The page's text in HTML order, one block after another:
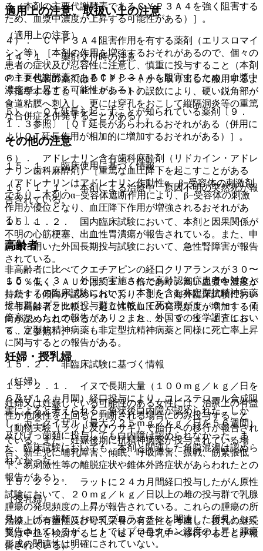
適用上の注意、取扱い上の注意
（適用上の注意）
１４．１． 薬剤交付時の注意
ＰＴＰ包装の薬剤はＰＴＰシートから取り出して服用するよ
う指導すること（ＰＴＰシートの誤飲により、硬い鋭角部が
食道粘膜へ刺入し、更には穿孔をおこして縦隔洞炎等の重篤
な合併症を併発することがある）。
その他の注意
１５．１． 臨床使用に基づく情報
１５．１．１． 本剤による治療中、原因不明の突然死が報
告されている。
１５．１．２． 国内臨床試験において、本剤と因果関係が
不明の心筋梗塞、出血性胃潰瘍が報告されている。また、申
請時に用いた外国長期投与試験において、急性腎障害が報告
されている。
１５．１．３． 外国で実施された高齢認知症患者を対象と
した１７の臨床試験において、本剤を含む非定型抗精神病薬
投与群はプラセボ投与群と比較して死亡率が１．６〜１．７
倍高かったとの報告があり、また、外国での疫学調査におい
て、定型抗精神病薬も非定型抗精神病薬と同様に死亡率上昇
に関与するとの報告がある。
１５．２． 非臨床試験に基づく情報
１５．２．１． イヌで長期大量（１００ｍｇ／ｋｇ／日を
６及び１２カ月間）経口投与により、コレステロール合成阻
害によると考えられる三角状後白内障が認められた。しか
し、カニクイザル（最大２２５ｍｇ／ｋｇ／日を５６週間）
及びげっ歯類に投与しても白内障は認められなかった。ま
た、臨床試験においても、本剤と関連した角膜混濁は認めら
れなかった。
１５．２．２． ラットに２４カ月間経口投与したがん原性
試験において、２０ｍｇ／ｋｇ／日以上の雌の投与群で乳腺
腫瘍の発現頻度の上昇が報告されている。これらの腫瘍の所
見は、げっ歯類においてプロラクチンと関連した所見として
報告されているが、ヒトではプロラクチン濃度の上昇と腫瘍
形成の関連性は明確にされていない。
る（本剤の主要代謝酵素であるＣＹＰ３Ａ４を強く阻害する
ため、血漿中濃度が上昇する可能性がある）］。
４）． ＣＹＰ３Ａ４阻害作用を有する薬剤（エリスロマイ
シン等）［本剤の作用を増強するおそれがあるので、個々の
患者の症状及び忍容性に注意し、慎重に投与すること（本剤
の主要代謝酵素であるＣＹＰ３Ａ４を阻害するため、血漿中
濃度が上昇する可能性がある）］。
５）． ＱＴ延長を起こすことが知られている薬剤〔９．
１．３参照〕［ＱＴ延長があらわれるおそれがある（併用に
よりＱＴ延長作用が相加的に増加するおそれがある）］。
６）． アドレナリン含有歯科麻酔剤（リドカイン・アドレ
ナリン歯科麻酔剤）［重篤な血圧降下を起こすことがある
（アドレナリンはアドレナリン作動性α、β−受容体の刺激剤
であり、本剤のα−受容体遮断作用により、β−受容体の刺激
作用が優位となり、血圧降下作用が増強されるおそれがあ
る）］。
高齢者
非高齢者に比べてクエチアピンの経口クリアランスが３０〜
５０％低く、ＡＵＣは約１．５倍であり、高い血漿中濃度が
持続する傾向が認められており、また、海外臨床試験におい
て非高齢者と比較し、起立性低血圧の発現頻度が増加する傾
向が認められている〔７．２、８．５、９．１．１、１６．
６．２参照〕。
妊婦・授乳婦
（妊婦）
妊婦又は妊娠している可能性のある女性には、治療上の有益
性が危険性を上回ると判断される場合にのみ投与すること
（動物実験（ラット及びウサギ）で胎仔への移行が報告され
ている。また、妊娠後期に抗精神病薬が投与されている場
合、新生児に哺乳障害、傾眠、呼吸障害、振戦、筋緊張低
下、易刺激性等の離脱症状や錐体外路症状があらわれたとの
報告がある）。
（授乳婦）
治療上の有益性及び母乳栄養の有益性を考慮し、授乳の継続
又は中止を検討すること（ヒトで母乳中へ移行することが報
告されている）。